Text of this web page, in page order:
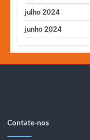
julho 2024
junho 2024
Contate-nos